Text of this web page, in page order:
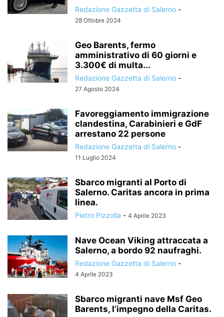
Redazione Gazzetta di Salerno -
28 Ottobre 2024
Geo Barents, fermo
amministrativo di 60 giorni e
3.300€ di multa...
Redazione Gazzetta di Salerno -
27 Agosto 2024
Favoreggiamento immigrazione
clandestina, Carabinieri e GdF
arrestano 22 persone
Redazione Gazzetta di Salerno -
11 Luglio 2024
Sbarco migranti al Porto di
Salerno. Caritas ancora in prima
linea.
Pietro Pizzolla - 4 Aprile 2023
Nave Ocean Viking attraccata a
Salerno, a bordo 92 naufraghi.
Redazione Gazzetta di Salerno -
4 Aprile 2023
Sbarco migranti nave Msf Geo
Barents, l’impegno della Caritas.